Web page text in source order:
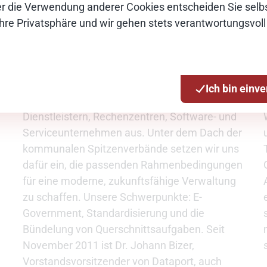
die Verwendung anderer Cookies entscheiden Sie
Privatsphäre und wir gehen stets
Ich bin
Verwaltung. In der Arbeitsgemeinschaft Vitako
tauschen wir uns dazu mit über 50 IT-
Dienstleistern, Rechenzentren, Software- und
Serviceunternehmen aus. Unter dem Dach der
kommunalen Spitzenverbände setzen wir uns
dafür ein, die passenden Rahmenbedingungen
für eine moderne, zukunftsfähige Verwaltung
zu schaffen. Unsere Schwerpunkte: E-
Government, Standardisierung und die
Bündelung von Querschnittsaufgaben. Seit
November 2011 ist Dr. Johann Bizer,
Vorstandsvorsitzender von Dataport, auch